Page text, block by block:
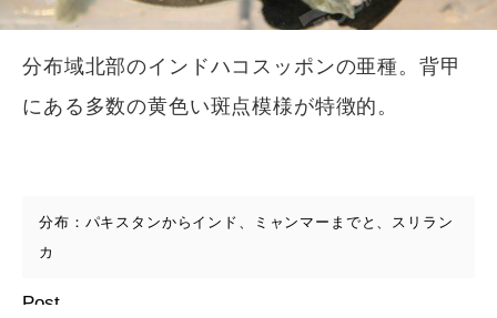
分布域北部のインドハコスッポンの亜種。背甲
にある多数の黄色い斑点模様が特徴的。
分布：パキスタンからインド、ミャンマーまでと、スリラン
カ
Post